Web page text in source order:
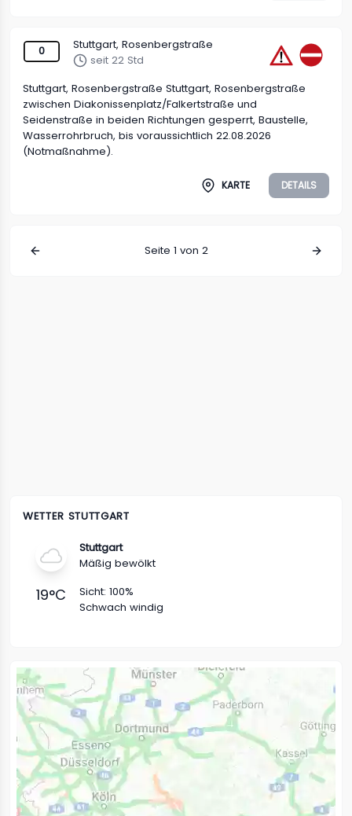
0
Stuttgart, Rosenbergstraße
seit 22 Std
Stuttgart, Rosenbergstraße Stuttgart, Rosenbergstraße
zwischen Diakonissenplatz/Falkertstraße und
Seidenstraße in beiden Richtungen gesperrt, Baustelle,
Wasserrohrbruch, bis voraussichtlich 22.08.2026
(Notmaßnahme).
KARTE DETAILS
Seite 1 von 2
WETTER STUTTGART
Stuttgart
Mäßig bewölkt
19°C Sicht: 100%
Schwach windig